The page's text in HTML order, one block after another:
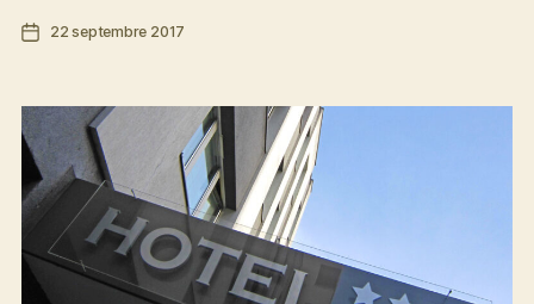
la
premier
pas
Date22 septembre 2017